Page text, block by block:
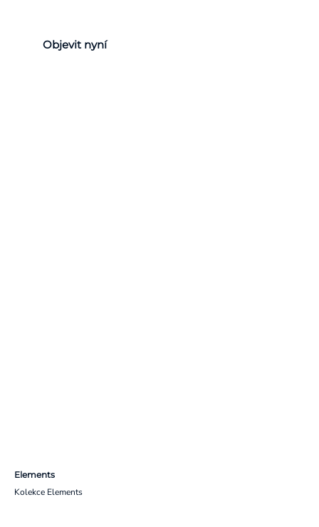
Objevit nyní
Elements
Kolekce Elements